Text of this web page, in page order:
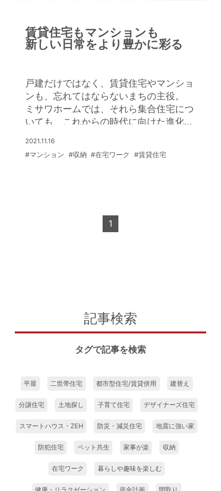
賃貸住宅もマンションも
新しい日常をより豊かに彩る
戸建だけではなく、賃貸住宅やマンショ
ンも、忘れてはならないまちの主役。
ミサワホームでは、それら集合住宅につ
いても、これからの時代に向けた進化に
豊かなまちづくりの実現をめざす。
2021.11.16
#マンション #収納 #在宅ワーク #賃貸住宅
1
記事検索
タグで記事を検索
平屋 二世帯住宅 都市型住宅/賃貸併用 建替え
分譲住宅 土地探し 子育て住宅 デザイナーズ住宅
スマートハウス・ZEH 防災・減災住宅 地震に強い家
防犯住宅 ペット共生 家事が楽 収納
在宅ワーク 暮らしや趣味を楽しむ